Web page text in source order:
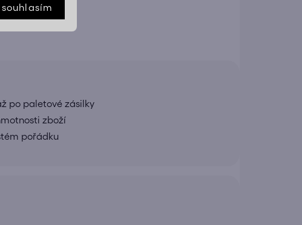
souhlasím
po paletové zásilky
zboží
pořádku